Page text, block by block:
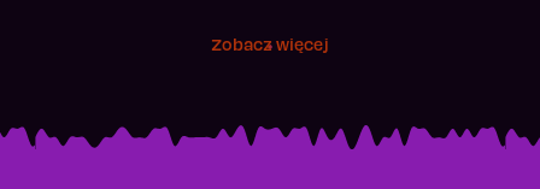
Zobacz więcej